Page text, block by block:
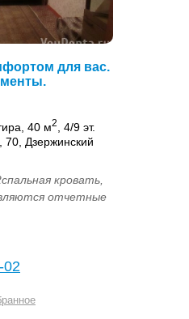
для вас.
40 м2
, 4/9 эт.
70, Дзержинский
кровать,
отчетные
02